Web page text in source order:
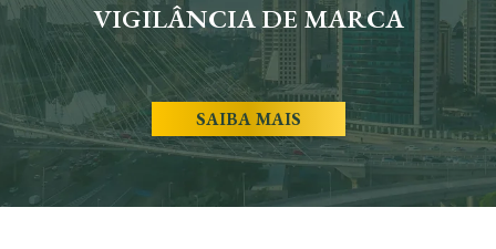
VIGILÂNCIA DE MARCA
SAIBA MAIS